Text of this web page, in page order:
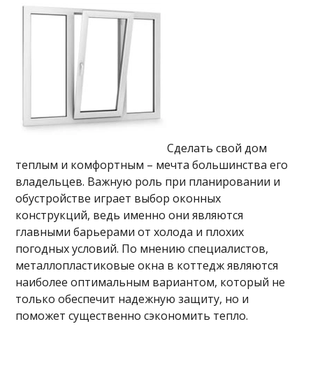
Сделать свой дом
теплым и комфортным – мечта большинства его
владельцев. Важную роль при планировании и
обустройстве играет выбор оконных
конструкций, ведь именно они являются
главными барьерами от холода и плохих
погодных условий. По мнению специалистов,
металлопластиковые окна в коттедж являются
наиболее оптимальным вариантом, который не
только обеспечит надежную защиту, но и
поможет существенно сэкономить тепло.